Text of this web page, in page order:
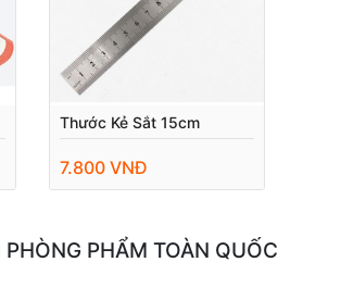
Thước Kẻ Sắt 15cm
7.800 VNĐ
PHẨM TOÀN QUỐC